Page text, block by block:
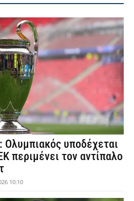
Ολυμπιακός υποδέχεται
περιμένει τον αντίπαλο
10:10